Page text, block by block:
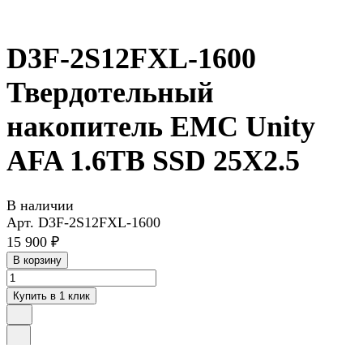
D3F-2S12FXL-1600
Твердотельный
накопитель EMC Unity
AFA 1.6TB SSD 25X2.5
В наличии
Арт. D3F-2S12FXL-1600
15 900 ₽
В корзину
Купить в 1 клик